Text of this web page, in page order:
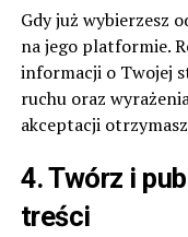
Gdy już wybierzesz
na jego platformie.
informacji o Twojej
ruchu oraz
akceptacji
4. Twórz i
treści